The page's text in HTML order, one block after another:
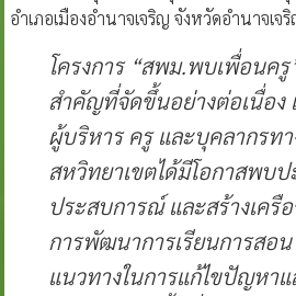
อำเภอเมืองอำนาจเจริญ จังหวัดอำนาจเจ
โครงการ “สพม.พบเพื่อนครู
สำคัญที่จัดขึ้นอย่างต่อเนื่อง
ผู้บริหาร ครู และบุคลากรท
สหวิทยาเขตได้มีโอกาสพบป
ประสบการณ์ และสร้างเครื
การพัฒนาการเรียนการสอ
แนวทางในการแก้ไขปัญหา